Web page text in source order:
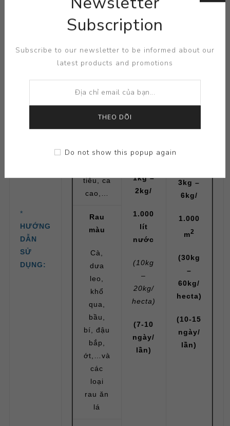
*
HƯỚNG
DẪN
SỬ
DỤNG:
1kg –
2kg/
1.000
lít
nước
(10kg
–
20kg/
hecta)
(7-10
ngày/
lần)
3kg –
6kg/
1.000
m2
(30kg
–
60kg/
hecta)
(10-15
ngày/
lần)
sầu
riêng,
xoài,
…
Cây
công
nghiệp
Chè,
tiêu, ca
cao,…
Rau
màu
Cà,
dưa
leo,
khổ
qua,
bầu,
bí, đậu
bắp,
ớt,…và
các
loại
rau ăn
lá
Subscription
Subscribe to our newsletter to be informed about our
latest products and promotions
THEO DÕI
Do not show this popup again